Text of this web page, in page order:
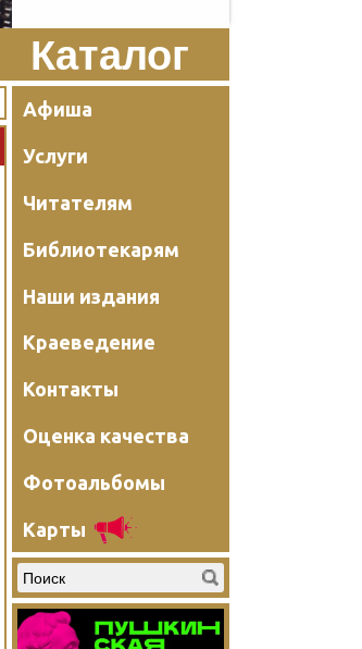
Каталог
Афиша
Услуги
Читателям
Библиотекарям
Наши издания
Краеведение
Контакты
Оценка качества
Фотоальбомы
Карты